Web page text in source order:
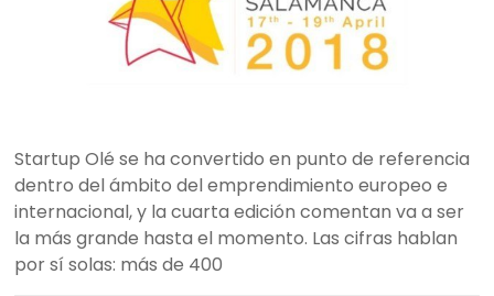
Startup Olé se ha convertido en punto de referencia
dentro del ámbito del emprendimiento europeo e
internacional, y la cuarta edición comentan va a ser
la más grande hasta el momento. Las cifras hablan
por sí solas: más de 400